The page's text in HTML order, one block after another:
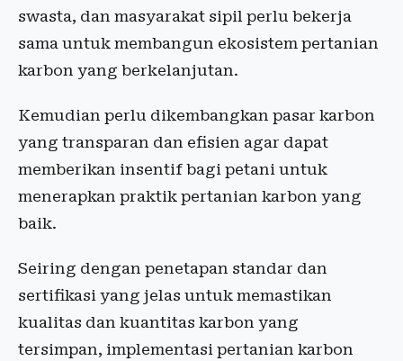
swasta, dan masyarakat sipil perlu bekerja
sama untuk membangun ekosistem pertanian
karbon yang berkelanjutan.
Kemudian perlu dikembangkan pasar karbon
yang transparan dan efisien agar dapat
memberikan insentif bagi petani untuk
menerapkan praktik pertanian karbon yang
baik.
Seiring dengan penetapan standar dan
sertifikasi yang jelas untuk memastikan
kualitas dan kuantitas karbon yang
tersimpan, implementasi pertanian karbon